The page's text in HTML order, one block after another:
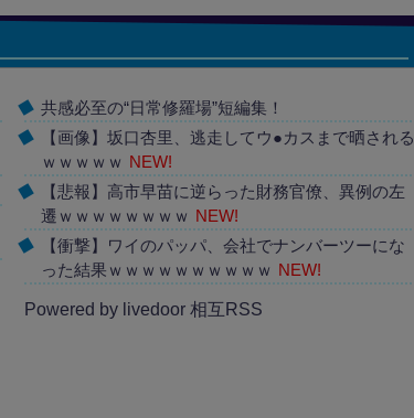
共感必至の“日常修羅場”短編集！
【画像】坂口杏里、逃走してウ●カスまで晒される
ｗｗｗｗｗ
NEW!
【悲報】高市早苗に逆らった財務官僚、異例の左
遷ｗｗｗｗｗｗｗｗ
NEW!
【衝撃】ワイのパッパ、会社でナンバーツーにな
った結果ｗｗｗｗｗｗｗｗｗｗ
NEW!
Powered by livedoor 相互RSS